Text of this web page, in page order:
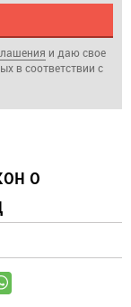
и даю свое
в соответствии с
о